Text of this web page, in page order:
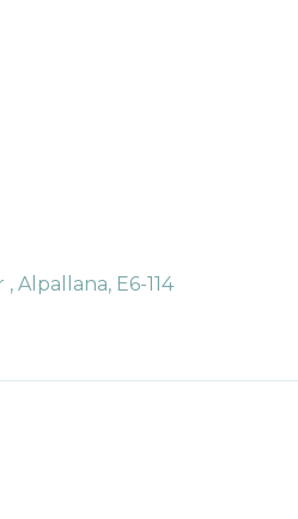
Alpallana, E6-114